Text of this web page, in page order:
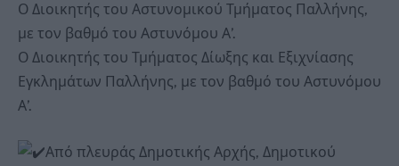
Ο Διοικητής του Αστυνομικού Τμήματος Παλλήνης,
με τον βαθμό του Αστυνόμου Α’.
Ο Διοικητής του Τμήματος Δίωξης και Εξιχνίασης
Εγκλημάτων Παλλήνης, με τον βαθμό του Αστυνόμου
Α’.
Από πλευράς Δημοτικής Αρχής, Δημοτικού